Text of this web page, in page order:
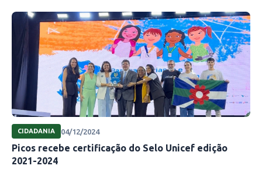
CIDADANIA 04/12/2024
Picos recebe certificação do Selo Unicef edição
2021-2024